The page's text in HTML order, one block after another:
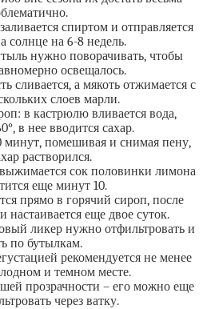
спиртом и отправляется
солнце на 6-8 недель.
нужно поворачивать, чтобы
освещалось.
сливается, а мякоть отжимается с
слоев марли.
в кастрюлю вливается вода,
в нее вводится сахар.
минут, помешивая и снимая пену,
растворился.
сок половинки лимона
еще минут 10.
прямо в горячий сироп, после
настаивается еще двое суток.
ликер нужно отфильтровать и
по бутылкам.
рекомендуется не менее
и темном месте.
прозрачности – его можно еще
через ватку.